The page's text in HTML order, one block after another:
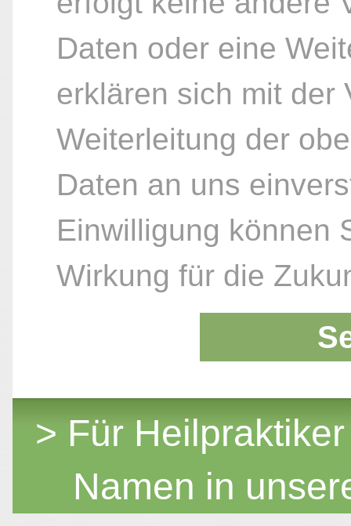
Daten oder eine
erklären sich mit der
Weiterleitung der
Daten an uns
Einwilligung können
Wirkung für die
> Für
Namen in